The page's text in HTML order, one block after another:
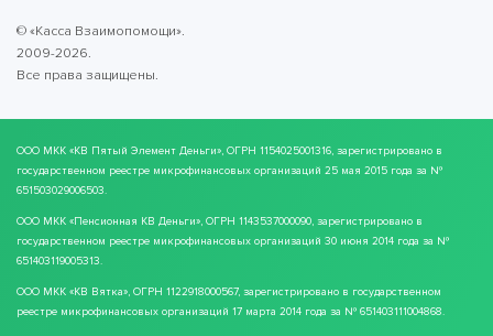
© «Касса Взаимопомощи».
2009-2026.
Все права защищены.
ООО МКК «КВ Пятый Элемент Деньги», ОГРН 1154025001316, зарегистрировано в
государственном реестре микрофинансовых организаций 25 мая 2015 года за №
651503029006503.
ООО МКК «Пенсионная КВ Деньги», ОГРН 1143537000090, зарегистрировано в
государственном реестре микрофинансовых организаций 30 июня 2014 года за №
651403119005313.
ООО МКК «КВ Вятка», ОГРН 1122918000567, зарегистрировано в государственном
реестре микрофинансовых организаций 17 марта 2014 года за № 651403111004868.